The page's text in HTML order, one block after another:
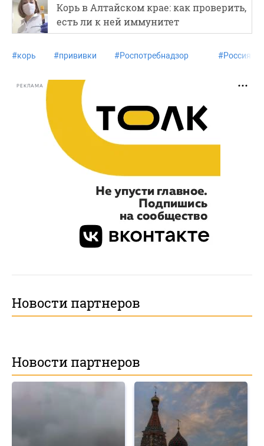
Корь в Алтайском крае: как проверить,
есть ли к ней иммунитет
#корь #прививки #Роспотребнадзор #Россия
РЕКЛАМА
Новости партнеров
Новости партнеров